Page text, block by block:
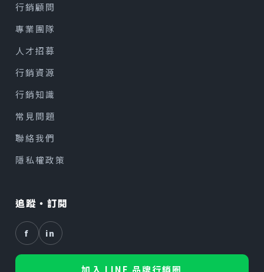
行銷顧問
專業團隊
人才招募
行銷資源
行銷知識
常見問題
聯絡我們
隱私權政策
追蹤・訂閱
f in